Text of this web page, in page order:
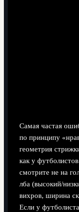
Самая частая
по принципу
геометрия
как у
смотрите не на
лба (высокий/
вихров, ширина
Если у